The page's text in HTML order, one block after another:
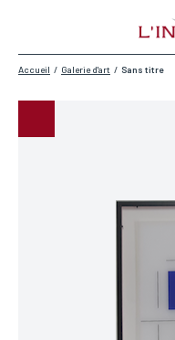
Accueil / Galerie d'art / Sans titre